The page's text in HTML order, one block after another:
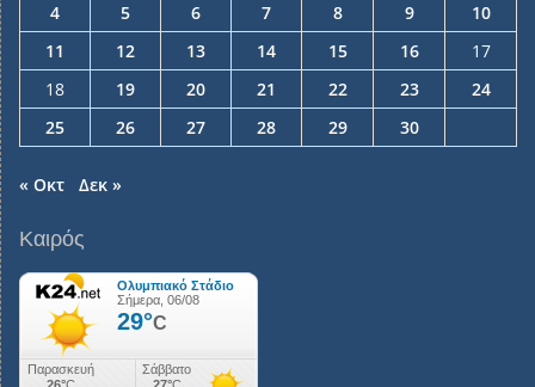
4
5 6 7 8 9
10
11
12 13 14 15 16
17
18
19 20 21 22 23
24
25
26 27 28 29 30
« Οκτ Δεκ »
Καιρός